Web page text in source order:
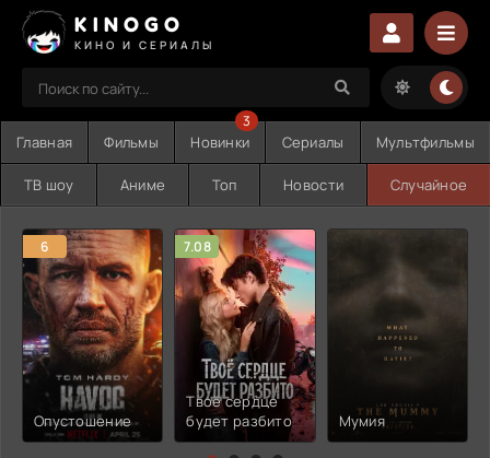
KINOGO
КИНО И СЕРИАЛЫ
Главная Фильмы Новинки
3
Сериалы Мультфильмы
ТВ шоу Аниме Топ Новости Случайное
6
Опустошение
7.08
Твоё сердце
будет разбито
Мумия